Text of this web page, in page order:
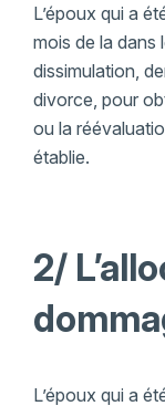
L’époux qui a
mois de la dans
dissimulation,
divorce, pour
ou la
établie.
2/
L’époux qui a